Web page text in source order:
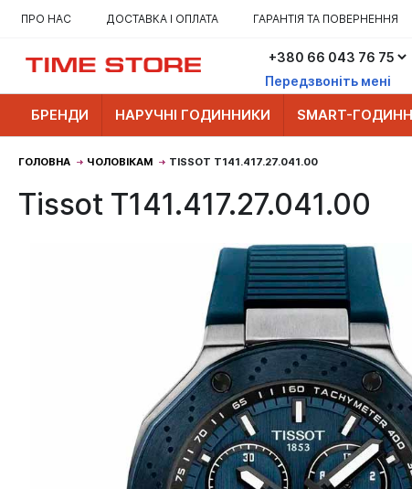
ПРО НАС ДОСТАВКА І ОПЛАТА ГАРАНТІЯ ТА ПОВЕРНЕННЯ
Передзвоніть мені
БРЕНДИ НАРУЧНІ ГОДИННИКИ SMART-
ГОЛОВНА ЧОЛОВІКАМ TISSOT T141.417.27.041.00
Tissot T141.417.27.041.00